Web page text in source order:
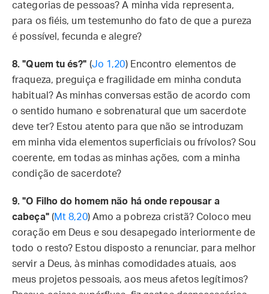
categorias de pessoas? A minha vida representa,
para os fiéis, um testemunho do fato de que a pureza
é possível, fecunda e alegre?
8. "Quem tu és?" (Jo 1,20) Encontro elementos de
fraqueza, preguiça e fragilidade em minha conduta
habitual? As minhas conversas estão de acordo com
o sentido humano e sobrenatural que um sacerdote
deve ter? Estou atento para que não se introduzam
em minha vida elementos superficiais ou frívolos? Sou
coerente, em todas as minhas ações, com a minha
condição de sacerdote?
9. "O Filho do homem não há onde repousar a
cabeça"(Mt 8,20) Amo a pobreza cristã? Coloco meu
coração em Deus e sou desapegado interiormente de
todo o resto? Estou disposto a renunciar, para melhor
servir a Deus, às minhas comodidades atuais, aos
meus projetos pessoais, aos meus afetos legítimos?